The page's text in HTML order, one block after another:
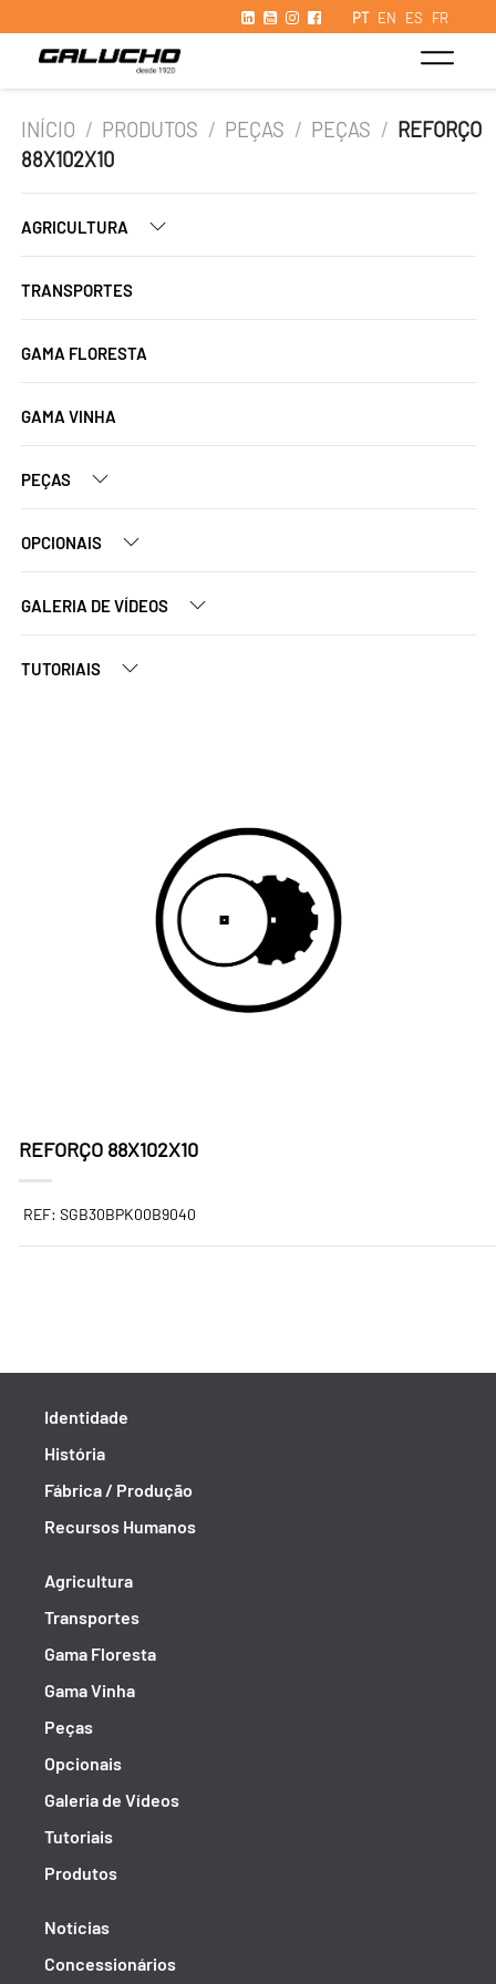
PT EN ES FR
INÍCIO / PRODUTOS / PEÇAS / PEÇAS / REFORÇO
88X102X10
AGRICULTURA
TRANSPORTES
GAMA FLORESTA
GAMA VINHA
PEÇAS
OPCIONAIS
GALERIA DE VÍDEOS
TUTORIAIS
REFORÇO 88X102X10
REF: SGB30BPK00B9040
Identidade
História
Fábrica / Produção
Recursos Humanos
Agricultura
Transportes
Gama Floresta
Gama Vinha
Peças
Opcionais
Galeria de Vídeos
Tutoriais
Produtos
Notícias
Concessionários